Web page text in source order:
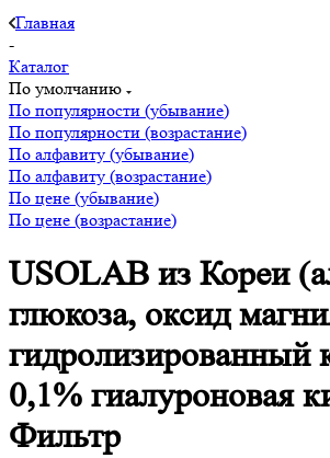
Главная
-
Каталог
По умолчанию
По популярности (убывание)
По популярности (возрастание)
По алфавиту (убывание)
По алфавиту (возрастание)
По цене (убывание)
По цене (возрастание)
USOLAB из Кореи
глюкоза, оксид
гидролизированный
0,1% гиалуроновая
Фильтр